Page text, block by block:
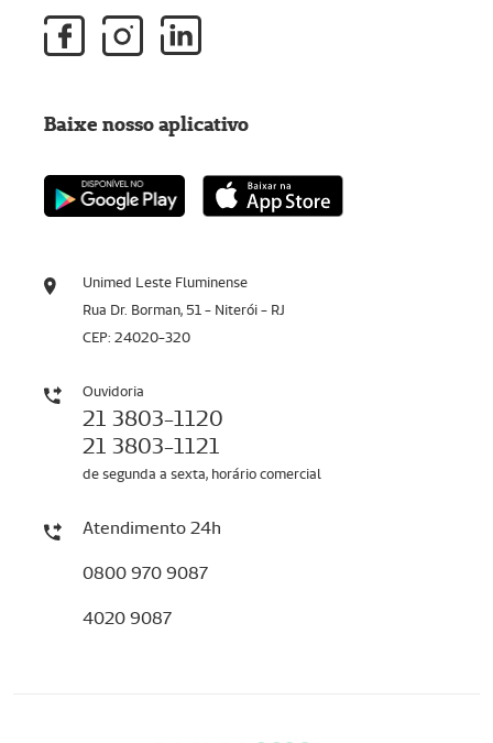
Unimed Leste Fluminense
Rua Dr. Borman, 51 - Niterói - RJ
CEP: 24020-320
Ouvidoria
21 3803-1120
21 3803-1121
de segunda a sexta, horário comercial
Atendimento 24h
0800 970 9087
4020 9087
Baixe nosso aplicativo